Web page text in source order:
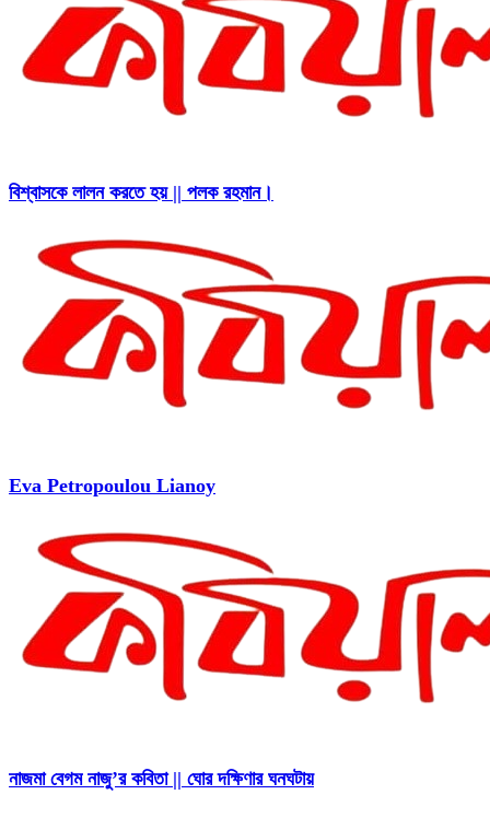
বিশ্বাসকে লালন করতে হয় || পলক রহমান।
Eva Petropoulou Lianoy
নাজমা বেগম নাজু’র কবিতা || ঘোর দক্ষিণার ঘনঘটায়